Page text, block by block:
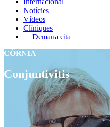
Internacional
Notícies
Vídeos
Clíniques
Demana cita
CÒRNIA
Conjuntivitis